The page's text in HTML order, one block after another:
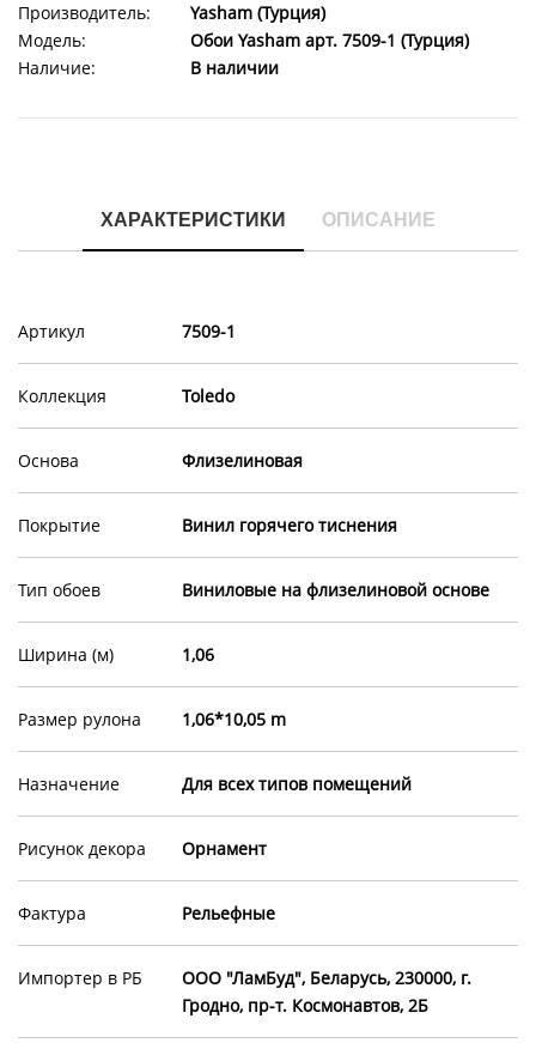
Производитель:
Yasham (Турция)
Модель:
Обои Yasham арт. 7509-1 (Турция)
Наличие:
В наличии
ХАРАКТЕРИСТИКИ ОПИСАНИЕ
Артикул 7509-1
Коллекция Toledo
Основа Флизелиновая
Покрытие Винил горячего тиснения
Тип обоев Виниловые на флизелиновой основе
Ширина (м) 1,06
Размер рулона 1,06*10,05 m
Назначение Для всех типов помещений
Рисунок декора Орнамент
Фактура Рельефные
Импортер в РБ
ООО "ЛамБуд", Беларусь, 230000, г.
Гродно, пр-т. Космонавтов, 2Б